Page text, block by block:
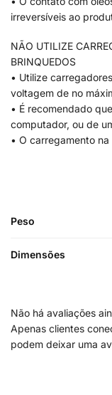
irreversíveis ao
NÃO UTILIZE
BRINQUEDOS
• Utilize
voltagem de no
• É recomendado
computador, ou de
• O carregamento
Peso
Dimensões
Não há avaliações
Apenas clientes
podem deixar uma